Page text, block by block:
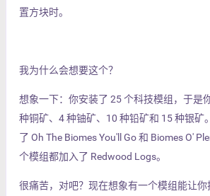
置方块时。
我为什么会想要这个？
想象一下：你安装了 25 个科技模组，于是
种铜矿、4 种铀矿、10 种铅矿和 15 种银矿
了 Oh The Biomes You'll Go 和 Biomes O'
个模组都加入了 Redwood Logs。
很痛苦，对吧？现在想象有一个模组能让